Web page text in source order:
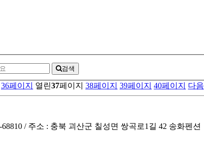
검색
36페이지 열린37페이지 38페이지 39페이지 40페이지 다음
/ 주소 : 충북 괴산군 칠성면 쌍곡로1길 42 송화펜션